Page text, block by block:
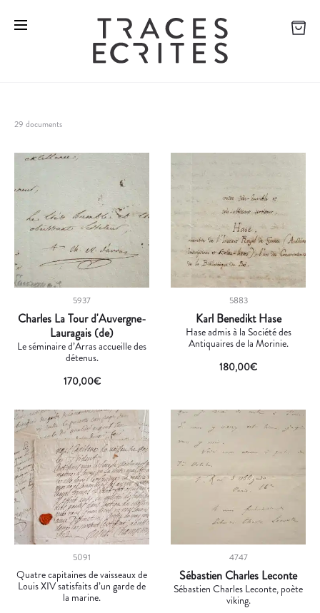
29 documents
5937
Charles La Tour d'Auvergne-
Lauragais (de)
Le séminaire d’Arras accueille des
détenus.
170,00€
5883
Karl Benedikt Hase
Hase admis à la Société des
Antiquaires de la Morinie.
180,00€
5091
Quatre capitaines de vaisseaux de
Louis XIV satisfaits d’un garde de
la marine.
4747
Sébastien Charles Leconte
Sébastien Charles Leconte, poète
viking.